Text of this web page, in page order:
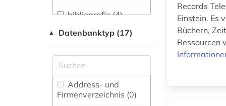
Vermessungswesen (0)
Asien-Afrika-
Wissenschaften (0)
bibliografie (4)
bibliographie (2)
biochemie (1)
biologie (10)
biowissenschaften
▲ Datenbanktyp (17)
Address- und
Firmenverzeichnis (0)
Records
Einstein. Es
Büchern,
Ressourcen